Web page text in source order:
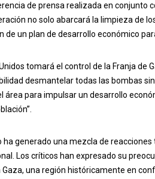
de prensa realizada en conjunto
no solo abarcará la limpieza de
de un plan de desarrollo económico
tomará el control de la Franja de
desmantelar todas las bombas
área para impulsar un desarrollo
ha generado una mezcla de
Los críticos han expresado su
Gaza, una región históricamente en